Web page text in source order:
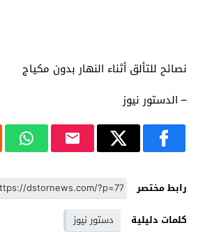
نصائح للتألق أثناء النهار بدون مكياج
– الدستور نيوز
رابط مختصر
كلمات دليلية
دستور نيوز